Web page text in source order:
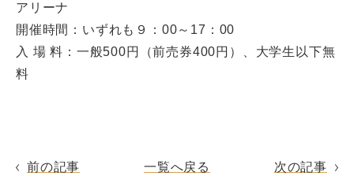
アリーナ
開催時間：いずれも９：00～17：00
入 場 料：一般500円（前売券400円）、大学生以下無
料
前の記事 一覧へ戻る 次の記事